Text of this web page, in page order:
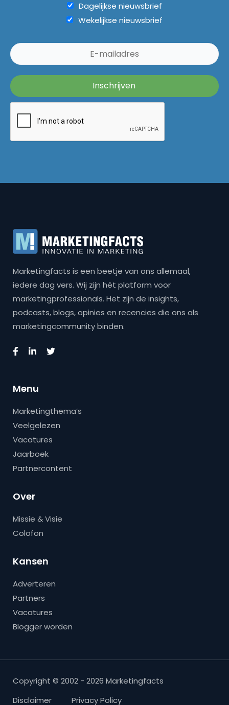
Dagelijkse nieuwsbrief
Wekelijkse nieuwsbrief
Marketingfacts is een beetje van ons allemaal,
iedere dag vers. Wij zijn hét platform voor
marketingprofessionals. Het zijn de insights,
podcasts, blogs, opinies en recencies die ons als
marketingcommunity binden.
Menu
Marketingthema’s
Veelgelezen
Vacatures
Jaarboek
Partnercontent
Over
Missie & Visie
Colofon
Kansen
Adverteren
Partners
Vacatures
Blogger worden
Copyright © 2002 - 2026 Marketingfacts
Disclaimer
Privacy Policy